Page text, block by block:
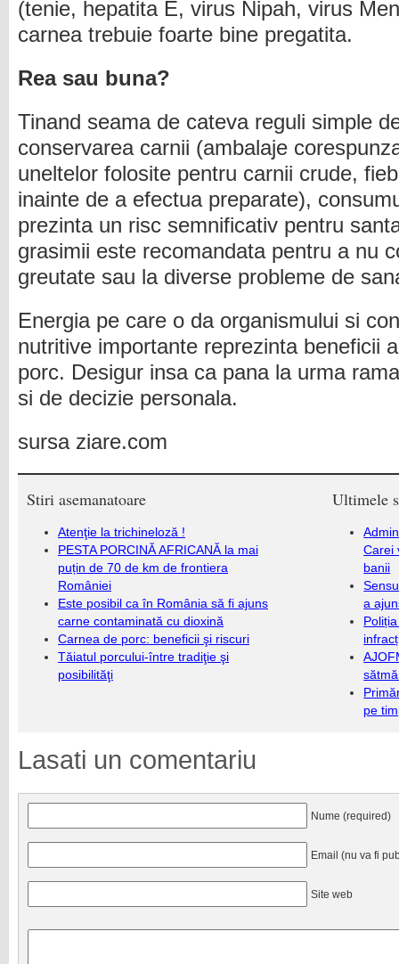
(tenie, hepatita E, virus Nipah, virus
carnea trebuie foarte bine pregatita.
Rea sau buna?
Tinand seama de cateva reguli simple
conservarea carnii (ambalaje
uneltelor folosite pentru carnii crude,
inainte de a efectua preparate),
prezinta un risc semnificativ pentru
grasimii este recomandata pentru a nu
greutate sau la diverse probleme de
Energia pe care o da organismului si
nutritive importante reprezinta beneficii
porc. Desigur insa ca pana la urma
si de decizie personala.
sursa ziare.com
Stiri asemanatoare
Atenţie la trichineloză !
PESTA PORCINĂ AFRICANĂ la mai
puțin de 70 de km de frontiera
României
Este posibil ca în România să fi ajuns
carne contaminată cu dioxină
Carnea de porc: beneficii şi riscuri
Tăiatul porcului-între tradiţie şi
posibilităţi
Ultimele
Carei
banii
a
pe
Lasati un comentariu
Nume (required)
Email (nu va fi
Site web